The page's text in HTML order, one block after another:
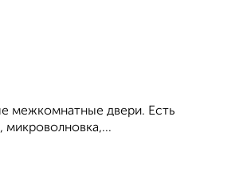
межкомнатные двери. Есть
микроволновка,...